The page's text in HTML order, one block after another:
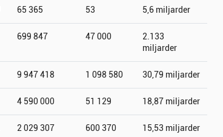
65 365 53 5,6 miljarder
699 847 47 000
2.133
miljarder
9 947 418 1 098 580 30,79 miljarder
4 590 000 51 129 18,87 miljarder
2 029 307 600 370 15,53 miljarder